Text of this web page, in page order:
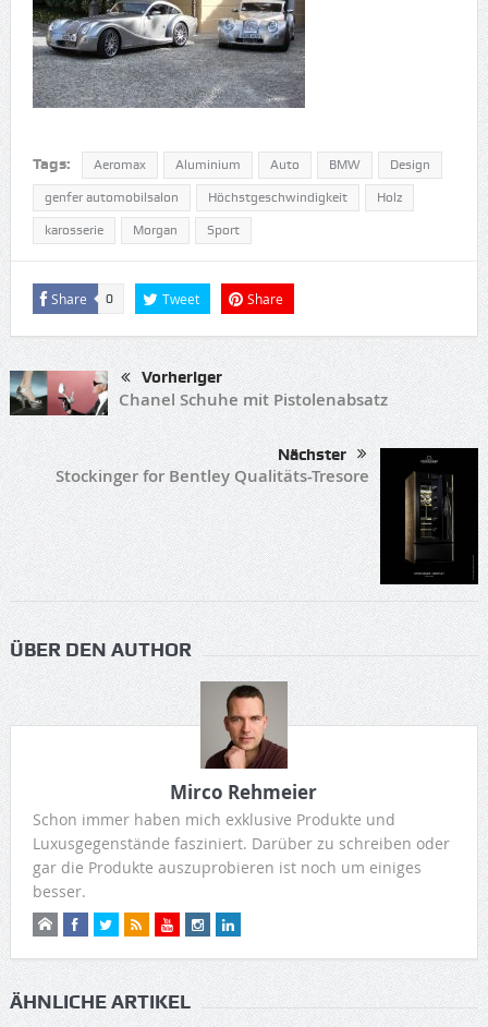
Tags: Aeromax Aluminium Auto BMW Design
genfer automobilsalon Höchstgeschwindigkeit Holz
karosserie Morgan Sport
Share 0 Tweet Share
Vorheriger
Chanel Schuhe mit Pistolenabsatz
Nächster
Stockinger for Bentley Qualitäts-Tresore
ÜBER DEN AUTHOR
Mirco Rehmeier
Schon immer haben mich exklusive Produkte und
Luxusgegenstände fasziniert. Darüber zu schreiben oder
gar die Produkte auszuprobieren ist noch um einiges
besser.
ÄHNLICHE ARTIKEL